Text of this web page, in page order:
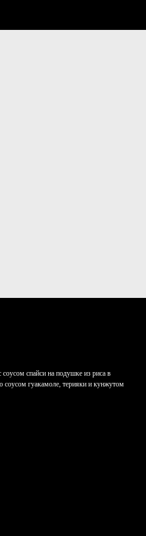
спайси на подушке из риса в
соусом гуакамоле, терияки и кунжутом